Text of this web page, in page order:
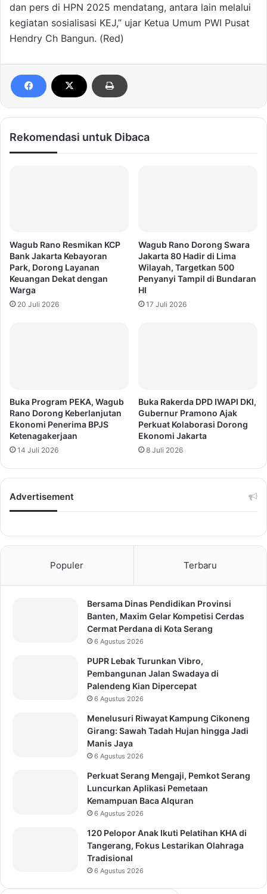
dan pers di HPN 2025 mendatang, antara lain melalui
kegiatan sosialisasi KEJ,” ujar Ketua Umum PWI Pusat
Hendry Ch Bangun. (Red)
Rekomendasi untuk Dibaca
Wagub Rano Resmikan KCP
Bank Jakarta Kebayoran
Park, Dorong Layanan
Keuangan Dekat dengan
Warga
20 Juli 2026
Wagub Rano Dorong Swara
Jakarta 80 Hadir di Lima
Wilayah, Targetkan 500
Penyanyi Tampil di Bundaran
HI
17 Juli 2026
Buka Program PEKA, Wagub
Rano Dorong Keberlanjutan
Ekonomi Penerima BPJS
Ketenagakerjaan
14 Juli 2026
Buka Rakerda DPD IWAPI DKI,
Gubernur Pramono Ajak
Perkuat Kolaborasi Dorong
Ekonomi Jakarta
8 Juli 2026
Advertisement
Populer Terbaru
Bersama Dinas Pendidikan Provinsi
Banten, Maxim Gelar Kompetisi Cerdas
Cermat Perdana di Kota Serang
6 Agustus 2026
PUPR Lebak Turunkan Vibro,
Pembangunan Jalan Swadaya di
Palendeng Kian Dipercepat
6 Agustus 2026
Menelusuri Riwayat Kampung Cikoneng
Girang: Sawah Tadah Hujan hingga Jadi
Manis Jaya
6 Agustus 2026
Perkuat Serang Mengaji, Pemkot Serang
Luncurkan Aplikasi Pemetaan
Kemampuan Baca Alquran
6 Agustus 2026
120 Pelopor Anak Ikuti Pelatihan KHA di
Tangerang, Fokus Lestarikan Olahraga
Tradisional
6 Agustus 2026